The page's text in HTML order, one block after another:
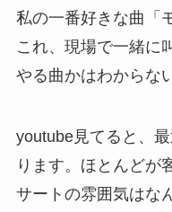
私の一番好きな曲「
これ、現場で一緒に
やる曲かはわからな
youtube見てると、
ります。ほとんどが
サートの雰囲気はな